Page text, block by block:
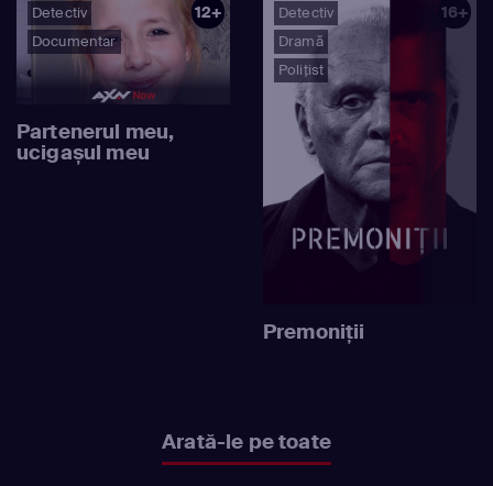
Detectiv
Documentar
12+
Partenerul meu,
ucigașul meu
Detectiv
Dramă
Polițist
16+
Premoniţii
Arată-le pe toate